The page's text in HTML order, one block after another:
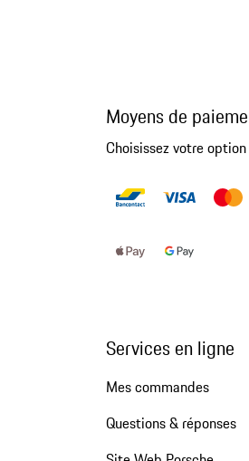
Moyens de
Choisissez votre
Services en ligne
Mes commandes
Questions & réponses